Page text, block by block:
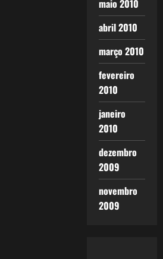
maio 2010
abril 2010
março 2010
fevereiro
2010
janeiro
2010
dezembro
2009
novembro
2009